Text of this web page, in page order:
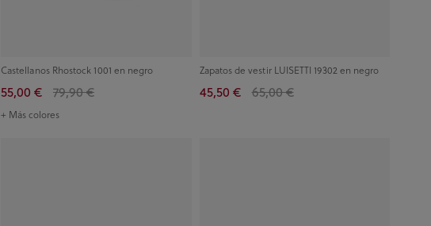
Castellanos Rhostock 1001 en negro
55,00 € 79,90 €
+ Más colores
Zapatos de vestir LUISETTI 19302 en negro
45,50 € 65,00 €